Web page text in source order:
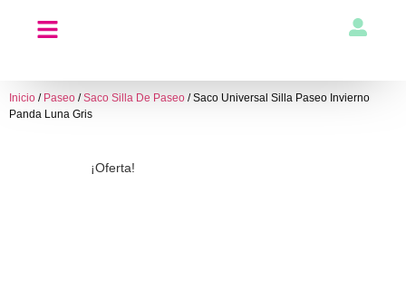
Inicio / Paseo /Saco Silla De Paseo / Saco Universal Silla Paseo Invierno
Panda Luna Gris
¡Oferta!